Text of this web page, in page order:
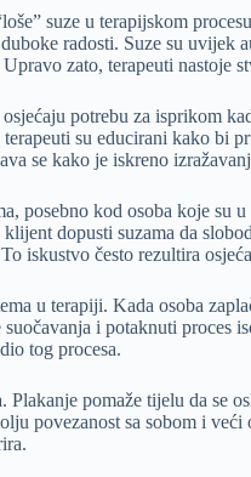
suze u terapijskom
radosti. Suze su uvijek
zato, terapeuti nastoje
potrebu za isprikom
su educirani kako bi
se kako je iskreno
posebno kod osoba koje
dopusti suzama da
iskustvo često rezultira
u terapiji. Kada osoba
i potaknuti proces
tog procesa.
pomaže tijelu da se
povezanost sa sobom i